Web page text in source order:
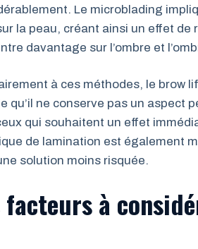
Le microblading
la peau, créant ainsi un effet
davantage sur l’ombre et
à ces méthodes, le brow
qu’il ne conserve pas un aspect
qui souhaitent un effet
de lamination est également
solution moins risquée.
facteurs à